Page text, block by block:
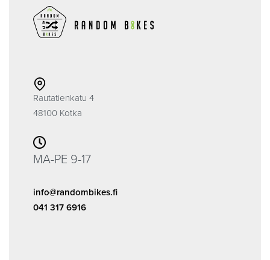
Rautatienkatu 4
48100 Kotka
MA-PE 9-17
info@randombikes.fi
041 317 6916